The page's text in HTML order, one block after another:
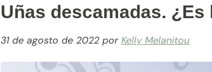
Uñas descamadas. ¿Es
31 de agosto de 2022 porKelly Melanitou